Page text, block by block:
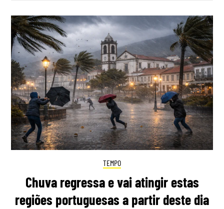
TEMPO
Chuva regressa e vai atingir estas
regiões portuguesas a partir deste dia